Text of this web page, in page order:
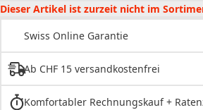
Dieser Artikel ist zurzeit nicht im
Swiss Online Garantie
Ab CHF 15 versandkostenfrei
Komfortabler Rechnungskauf +